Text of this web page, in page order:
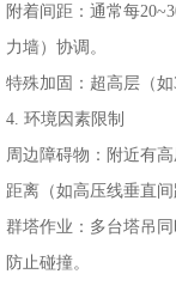
附着间距：通常每
力墙）协调。
特殊加固：超高层（
4. 环境因素限制
周边障碍物：附近有
距离（如高压线垂直间
群塔作业：多台塔吊
防止碰撞。